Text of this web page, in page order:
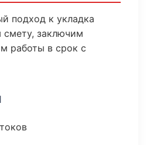
подход к укладка
смету, заключим
работы в срок с